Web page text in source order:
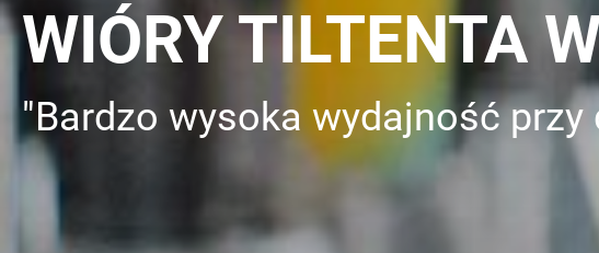
WIÓRY TILTENTA
"Bardzo wysoka wydajność